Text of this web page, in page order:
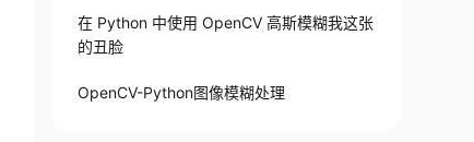
在 Python 中使用 OpenCV 高斯模糊我这张
的丑脸
OpenCV-Python图像模糊处理